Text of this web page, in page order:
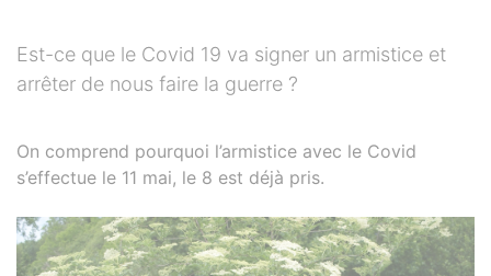
Est-ce que le Covid 19 va signer un armistice et
arrêter de nous faire la guerre ?
On comprend pourquoi l’armistice avec le Covid
s’effectue le 11 mai, le 8 est déjà pris.